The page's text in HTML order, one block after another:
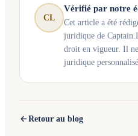
CL
Vérifié par notre
Cet article a été
juridique de
droit en vigueur. Il
juridique personnalisé.
Retour au blog